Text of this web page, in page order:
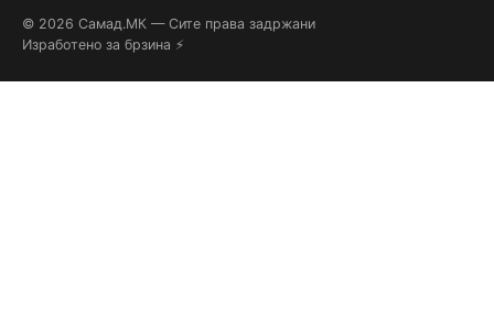
© 2026 Самад.МК — Сите права задржани
Изработено за брзина ⚡